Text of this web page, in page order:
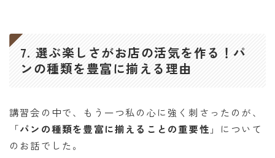
7. 選ぶ楽しさがお店の活気を作る！パ
ンの種類を豊富に揃える理由
講習会の中で、もう一つ私の心に強く刺さったのが、
「パンの種類を豊富に揃えることの重要性 」について
のお話でした。